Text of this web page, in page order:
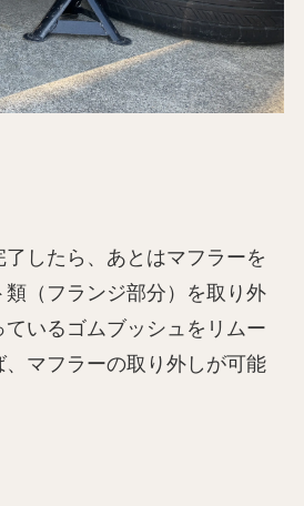
したら、あとはマフラーを
類（フランジ部分）を取り外
ているゴムブッシュをリムー
マフラーの取り外しが可能